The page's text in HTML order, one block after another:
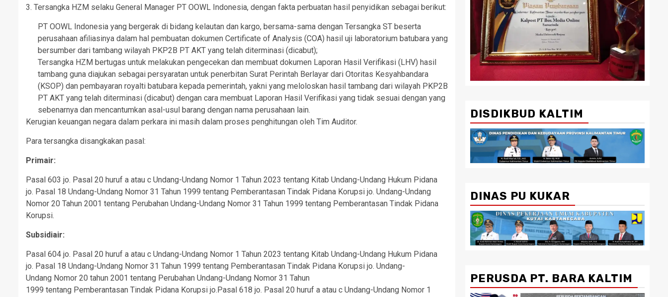
3. Tersangka HZM selaku General Manager PT OOWL Indonesia, dengan fakta perbuatan hasil penyidikan sebagai berikut:
PT OOWL Indonesia yang bergerak di bidang kelautan dan kargo, bersama-sama dengan Tersangka ST beserta
perusahaan afiliasinya dalam hal pembuatan dokumen Certificate of Analysis (COA) hasil uji laboratorium batubara yang
bersumber dari tambang wilayah PKP2B PT AKT yang telah diterminasi (dicabut);
Tersangka HZM bertugas untuk melakukan pengecekan dan membuat dokumen Laporan Hasil Verifikasi (LHV) hasil
tambang guna diajukan sebagai persyaratan untuk penerbitan Surat Perintah Berlayar dari Otoritas Kesyahbandara
(KSOP) dan pembayaran royalti batubara kepada pemerintah, yakni yang meloloskan hasil tambang dari wilayah PKP2B
PT AKT yang telah diterminasi (dicabut) dengan cara membuat Laporan Hasil Verifikasi yang tidak sesuai dengan yang
sebenarnya dan mencantumkan asal-usul barang dengan nama perusahaan lain.
Kerugian keuangan negara dalam perkara ini masih dalam proses penghitungan oleh Tim Auditor.
Para tersangka disangkakan pasal:
Primair:
Pasal 603 jo. Pasal 20 huruf a atau c Undang-Undang Nomor 1 Tahun 2023 tentang Kitab Undang-Undang Hukum Pidana
jo. Pasal 18 Undang-Undang Nomor 31 Tahun 1999 tentang Pemberantasan Tindak Pidana Korupsi jo. Undang-Undang
Nomor 20 Tahun 2001 tentang Perubahan Undang-Undang Nomor 31 Tahun 1999 tentang Pemberantasan Tindak Pidana
Korupsi.
Subsidiair:
Pasal 604 jo. Pasal 20 huruf a atau c Undang-Undang Nomor 1 Tahun 2023 tentang Kitab Undang-Undang Hukum Pidana
jo. Pasal 18 Undang-Undang Nomor 31 Tahun 1999 tentang Pemberantasan Tindak Pidana Korupsi jo. Undang-
Undang Nomor 20 tahun 2001 tentang Perubahan Undang-Undang Nomor 31 Tahun
1999 tentang Pemberantasan Tindak Pidana Korupsi jo.Pasal 618 jo. Pasal 20 huruf a atau c Undang-Undang Nomor 1
DISDIKBUD KALTIM
DINAS PU KUKAR
PERUSDA PT. BARA KALTIM